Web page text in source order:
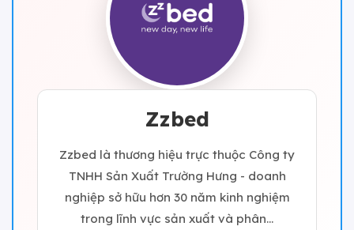
Zzbed
Zzbed là thương hiệu trực thuộc Công ty
TNHH Sản Xuất Trường Hưng - doanh
nghiệp sở hữu hơn 30 năm kinh nghiệm
trong lĩnh vực sản xuất và phân...